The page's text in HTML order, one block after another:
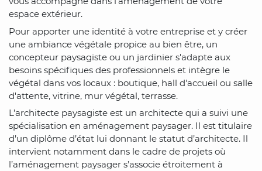
espace extérieur.
Pour apporter une identité à votre entreprise et y créer
une ambiance végétale propice au bien être, un
concepteur paysagiste ou un jardinier s'adapte aux
besoins spécifiques des professionnels et intègre le
végétal dans vos locaux : boutique, hall d'accueil ou salle
d'attente, vitrine, mur végétal, terrasse.
L’architecte paysagiste est un architecte qui a suivi une
spécialisation en aménagement paysager. Il est titulaire
d’un diplôme d’état lui donnant le statut d’architecte. Il
intervient notamment dans le cadre de projets où
l’aménagement paysager s’associe étroitement à